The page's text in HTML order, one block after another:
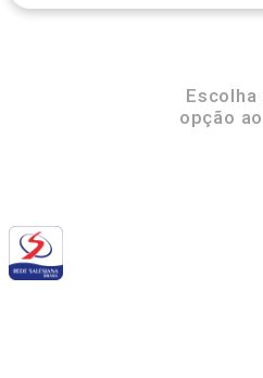
Escolha
opção